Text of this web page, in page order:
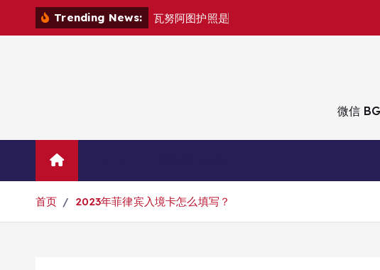
Trending News: 瓦努阿图护照是
微信
首页 2023年菲律宾入境卡怎么填写？